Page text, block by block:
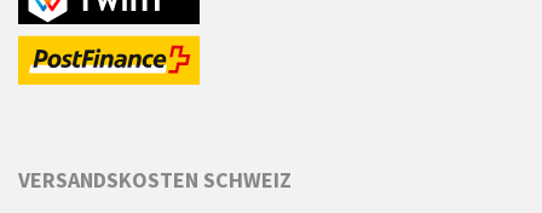
VERSANDSKOSTEN SCHWEIZ